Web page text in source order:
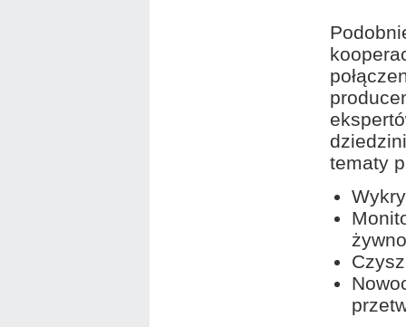
tematy